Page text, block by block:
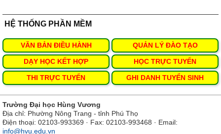
HỆ THỐNG PHẦN MỀM
VĂN BẢN ĐIỀU HÀNH QUẢN LÝ ĐÀO TẠO
DẠY HỌC KẾT HỢP HỌC TRỰC TUYẾN
THI TRỰC TUYẾN GHI DANH TUYỂN SINH
Trường Đại học Hùng Vương
Địa chỉ: Phường Nông Trang - tỉnh Phú Thọ
Điện thoại: 02103-993369 · Fax: 02103-993468 · Email:
info@hvu.edu.vn